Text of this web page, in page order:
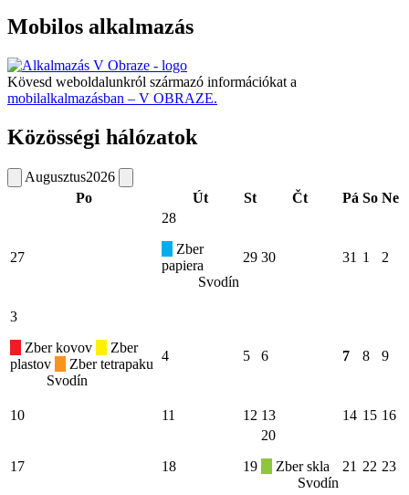
Mobilos alkalmazás
Kövesd weboldalunkról származó információkat a
mobilalkalmazásban – V OBRAZE.
Közösségi hálózatok
Augusztus2026
Po
Út St Čt Pá So Ne
27
28
Zber
papiera
Svodín
29 30 31 1 2
3
Zber kovov
Zber
plastov
Zber tetrapaku
Svodín
4 5 6 7 8 9
10 11 12 13 14 15 16
17 18 19
20
Zber skla
Svodín
21 22 23